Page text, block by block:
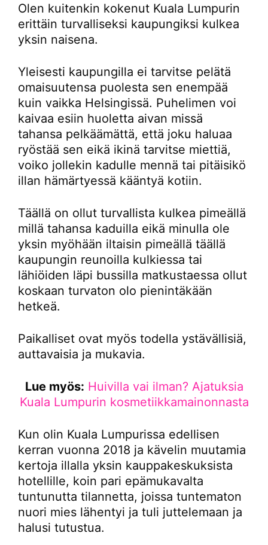
Olen kuitenkin kokenut Kuala Lumpurin
erittäin turvalliseksi kaupungiksi kulkea
yksin naisena.
Yleisesti kaupungilla ei tarvitse pelätä
omaisuutensa puolesta sen enempää
kuin vaikka Helsingissä. Puhelimen voi
kaivaa esiin huoletta aivan missä
tahansa pelkäämättä, että joku haluaa
ryöstää sen eikä ikinä tarvitse miettiä,
voiko jollekin kadulle mennä tai pitäisikö
illan hämärtyessä kääntyä kotiin.
Täällä on ollut turvallista kulkea pimeällä
millä tahansa kaduilla eikä minulla ole
yksin myöhään iltaisin pimeällä täällä
kaupungin reunoilla kulkiessa tai
lähiöiden läpi bussilla matkustaessa ollut
koskaan turvaton olo pienintäkään
hetkeä.
Paikalliset ovat myös todella ystävällisiä,
auttavaisia ja mukavia.
Lue myös: Huivilla vai ilman? Ajatuksia
Kuala Lumpurin kosmetiikkamainonnasta
Kun olin Kuala Lumpurissa edellisen
kerran vuonna 2018 ja kävelin muutamia
kertoja illalla yksin kauppakeskuksista
hotellille, koin pari epämukavalta
tuntunutta tilannetta, joissa tuntematon
nuori mies lähentyi ja tuli juttelemaan ja
halusi tutustua.